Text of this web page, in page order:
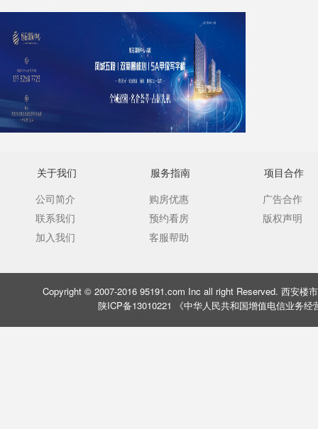
关于我们
公司简介
联系我们
加入我们
服务指南
购房优惠
预约看房
客服帮助
项目合作
广告合作
版权声明
Copyright © 2007-2016 95191.com Inc all right Reserved. 西安楼
陕ICP备13010221 《中华人民共和国增值电信业务经